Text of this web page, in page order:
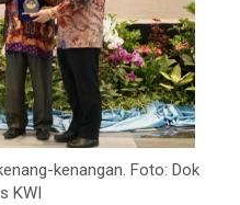
kenangan. Foto: Dok
KWI